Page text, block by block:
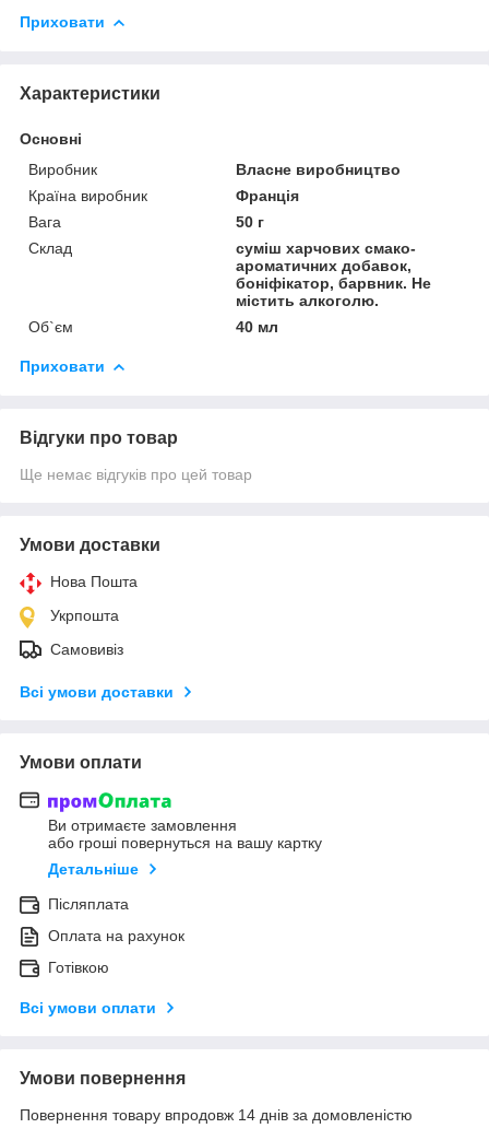
Приховати
Характеристики
Основні
Виробник
Власне виробництво
Країна виробник
Франція
Вага
50 г
Склад
суміш харчових смако-
ароматичних добавок,
боніфікатор, барвник. Не
містить алкоголю.
Об`єм
40 мл
Приховати
Відгуки про товар
Ще немає відгуків про цей товар
Умови доставки
Нова Пошта
Укрпошта
Самовивіз
Всі умови доставки
Умови оплати
Ви отримаєте замовлення
або гроші повернуться на вашу картку
Детальніше
Післяплата
Оплата на рахунок
Готівкою
Всі умови оплати
Умови повернення
Повернення товару впродовж 14 днів за домовленістю